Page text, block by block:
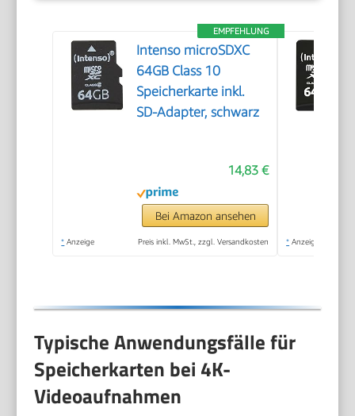
EMPFEHLUNG
Intenso microSDXC
64GB Class 10
Speicherkarte inkl.
SD-Adapter, schwarz
14,83 €
Bei Amazon ansehen
* Anzeige Preis inkl. MwSt., zzgl. Versandkosten * Anzeige
Typische Anwendungsfälle für
Speicherkarten bei 4K-
Videoaufnahmen